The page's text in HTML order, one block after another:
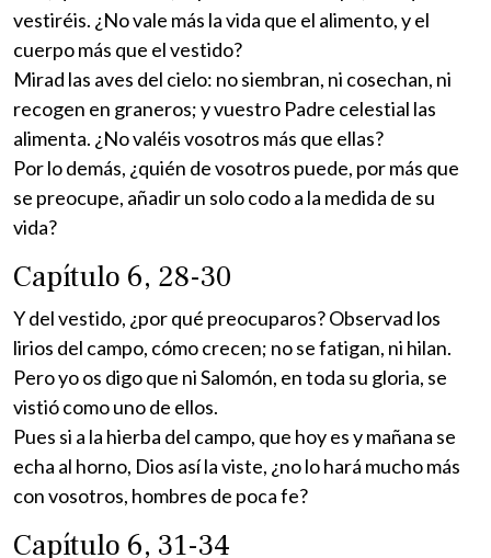
vestiréis. ¿No vale más la vida que el alimento, y el
cuerpo más que el vestido?
Mirad las aves del cielo: no siembran, ni cosechan, ni
recogen en graneros; y vuestro Padre celestial las
alimenta. ¿No valéis vosotros más que ellas?
Por lo demás, ¿quién de vosotros puede, por más que
se preocupe, añadir un solo codo a la medida de su
vida?
Capítulo 6, 28-30
Y del vestido, ¿por qué preocuparos? Observad los
lirios del campo, cómo crecen; no se fatigan, ni hilan.
Pero yo os digo que ni Salomón, en toda su gloria, se
vistió como uno de ellos.
Pues si a la hierba del campo, que hoy es y mañana se
echa al horno, Dios así la viste, ¿no lo hará mucho más
con vosotros, hombres de poca fe?
Capítulo 6, 31-34